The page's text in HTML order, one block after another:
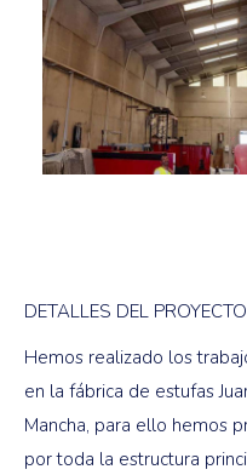
DETALLES DEL PROYECTO
Hemos realizado los
en la fábrica de estufas
Mancha, para ello hemos
por toda la estructura